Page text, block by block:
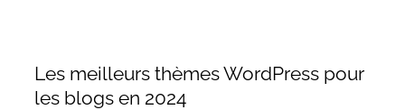
Les meilleurs thèmes WordPress pour
les blogs en 2024